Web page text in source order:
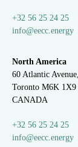
+32 56 25 24 25
info@eecc.energy
North America
60 Atlantic
Toronto M6K 1X9
CANADA
+32 56 25 24 25
info@eecc.energy